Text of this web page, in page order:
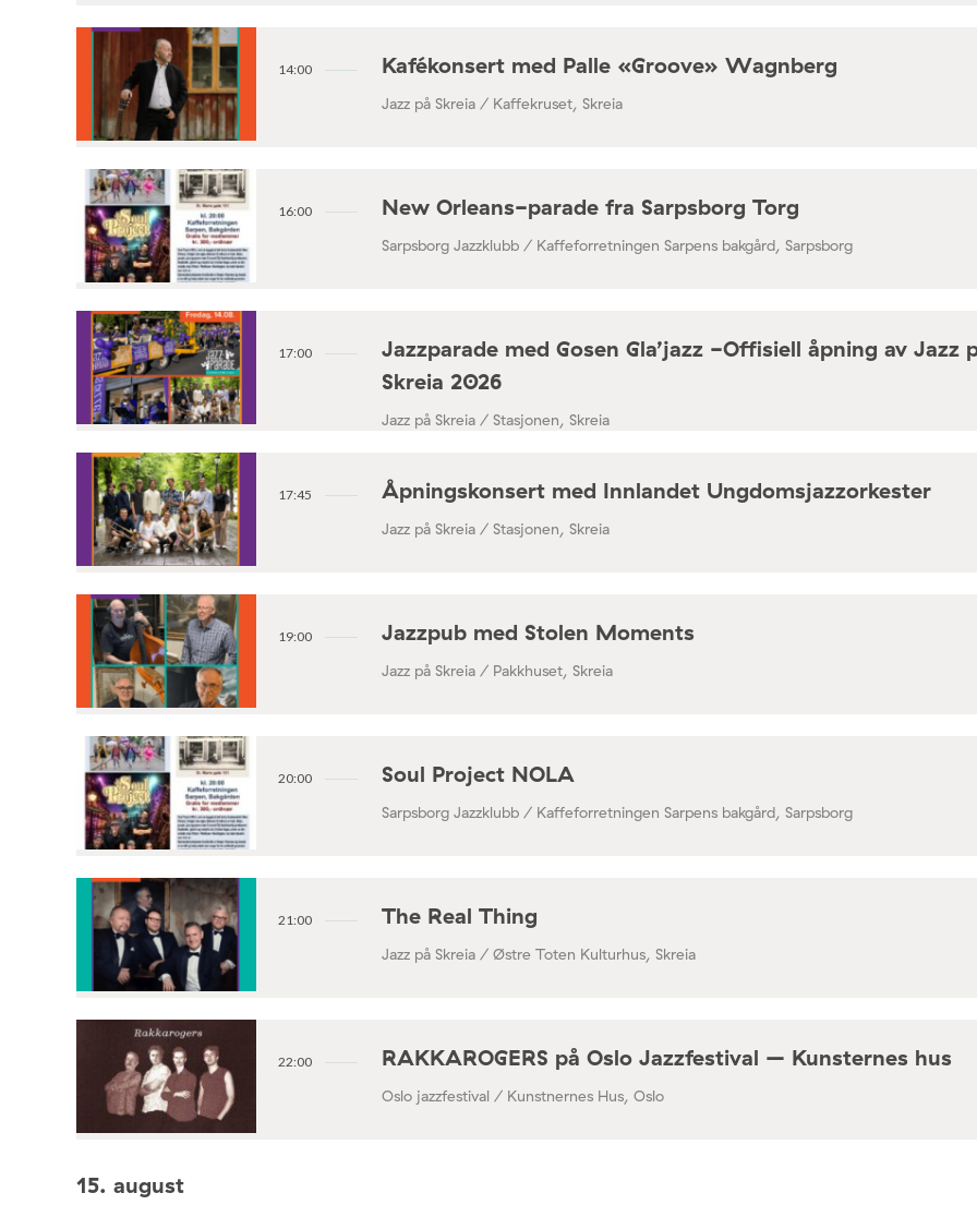
14:00 Kafékonsert med Palle «Groove» Wagnberg
Jazz på Skreia / Kaffekruset, Skreia
16:00 New Orleans-parade fra Sarpsborg Torg
Sarpsborg Jazzklubb / Kaffeforretningen Sarpens bakgård, Sarpsborg
17:00
Jazzparade med Gosen Gla’jazz -Offisiell åpning av Jazz
Skreia 2026
Jazz på Skreia / Stasjonen, Skreia
17:45 Åpningskonsert med Innlandet Ungdomsjazzorkester
Jazz på Skreia / Stasjonen, Skreia
19:00 Jazzpub med Stolen Moments
Jazz på Skreia / Pakkhuset, Skreia
20:00 Soul Project NOLA
Sarpsborg Jazzklubb / Kaffeforretningen Sarpens bakgård, Sarpsborg
21:00 The Real Thing
Jazz på Skreia / Østre Toten Kulturhus, Skreia
22:00 RAKKAROGERS på Oslo Jazzfestival – Kunsternes hus
Oslo jazzfestival / Kunstnernes Hus, Oslo
15. august